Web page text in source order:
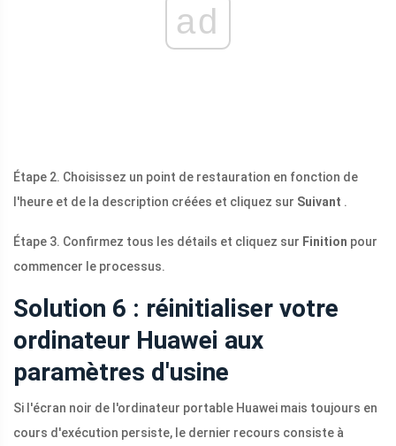
ad
Étape 2. Choisissez un point de restauration en fonction de
l'heure et de la description créées et cliquez sur Suivant .
Étape 3. Confirmez tous les détails et cliquez sur Finition pour
commencer le processus.
Solution 6 : réinitialiser votre
ordinateur Huawei aux
paramètres d'usine
Si l'écran noir de l'ordinateur portable Huawei mais toujours en
cours d'exécution persiste, le dernier recours consiste à